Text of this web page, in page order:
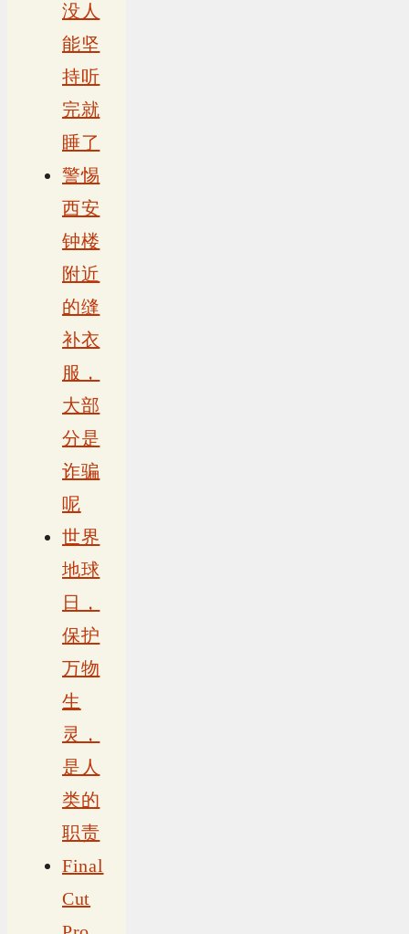
没人
能坚
持听
完就
睡了
警惕
西安
钟楼
附近
的缝
补衣
服，
大部
分是
诈骗
呢
世界
地球
日，
保护
万物
生
灵，
是人
类的
职责
Final
Cut